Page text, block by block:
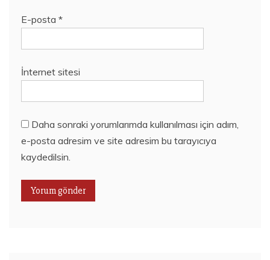
E-posta *
İnternet sitesi
Daha sonraki yorumlarımda kullanılması için adım,
e-posta adresim ve site adresim bu tarayıcıya
kaydedilsin.